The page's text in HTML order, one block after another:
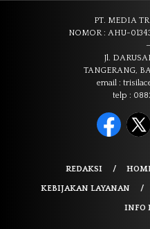
PT. MEDIA
NOMOR : AHU-
Jl.
TANGERANG,
email :
telp :
REDAKSI
KEBIJAKAN LAYANAN
INFO